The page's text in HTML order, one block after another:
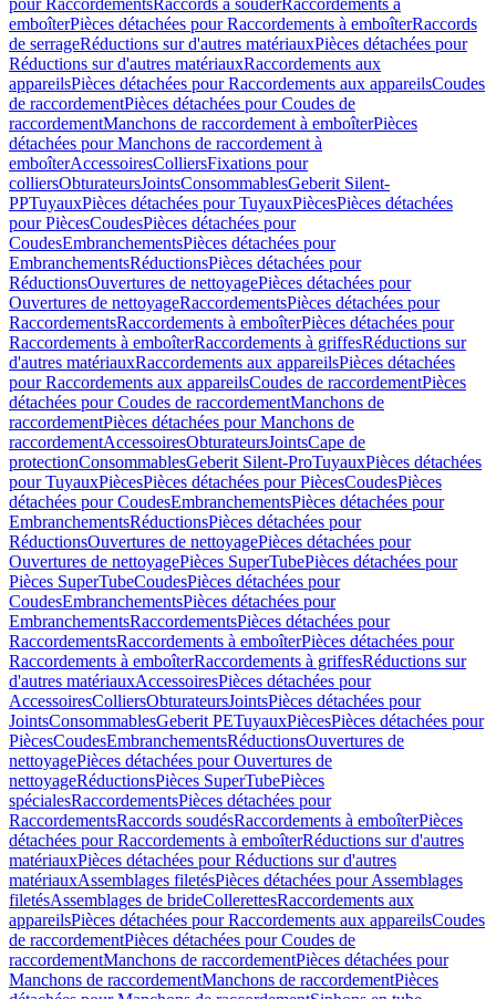
pour RaccordementsRaccords à souderRaccordements à
emboîterPièces détachées pour Raccordements à emboîterRaccords
de serrageRéductions sur d'autres matériauxPièces détachées pour
Réductions sur d'autres matériauxRaccordements aux
appareilsPièces détachées pour Raccordements aux appareilsCoudes
de raccordementPièces détachées pour Coudes de
raccordementManchons de raccordement à emboîterPièces
détachées pour Manchons de raccordement à
emboîterAccessoiresColliersFixations pour
colliersObturateursJointsConsommablesGeberit Silent-
PPTuyauxPièces détachées pour TuyauxPiècesPièces détachées
pour PiècesCoudesPièces détachées pour
CoudesEmbranchementsPièces détachées pour
EmbranchementsRéductionsPièces détachées pour
RéductionsOuvertures de nettoyagePièces détachées pour
Ouvertures de nettoyageRaccordementsPièces détachées pour
RaccordementsRaccordements à emboîterPièces détachées pour
Raccordements à emboîterRaccordements à griffesRéductions sur
d'autres matériauxRaccordements aux appareilsPièces détachées
pour Raccordements aux appareilsCoudes de raccordementPièces
détachées pour Coudes de raccordementManchons de
raccordementPièces détachées pour Manchons de
raccordementAccessoiresObturateursJointsCape de
protectionConsommablesGeberit Silent-ProTuyauxPièces détachées
pour TuyauxPiècesPièces détachées pour PiècesCoudesPièces
détachées pour CoudesEmbranchementsPièces détachées pour
EmbranchementsRéductionsPièces détachées pour
RéductionsOuvertures de nettoyagePièces détachées pour
Ouvertures de nettoyagePièces SuperTubePièces détachées pour
Pièces SuperTubeCoudesPièces détachées pour
CoudesEmbranchementsPièces détachées pour
EmbranchementsRaccordementsPièces détachées pour
RaccordementsRaccordements à emboîterPièces détachées pour
Raccordements à emboîterRaccordements à griffesRéductions sur
d'autres matériauxAccessoiresPièces détachées pour
AccessoiresColliersObturateursJointsPièces détachées pour
JointsConsommablesGeberit PETuyauxPiècesPièces détachées pour
PiècesCoudesEmbranchementsRéductionsOuvertures de
nettoyagePièces détachées pour Ouvertures de
nettoyageRéductionsPièces SuperTubePièces
spécialesRaccordementsPièces détachées pour
RaccordementsRaccords soudésRaccordements à emboîterPièces
détachées pour Raccordements à emboîterRéductions sur d'autres
matériauxPièces détachées pour Réductions sur d'autres
matériauxAssemblages filetésPièces détachées pour Assemblages
filetésAssemblages de brideCollerettesRaccordements aux
appareilsPièces détachées pour Raccordements aux appareilsCoudes
de raccordementPièces détachées pour Coudes de
raccordementManchons de raccordementPièces détachées pour
Manchons de raccordementManchons de raccordementPièces